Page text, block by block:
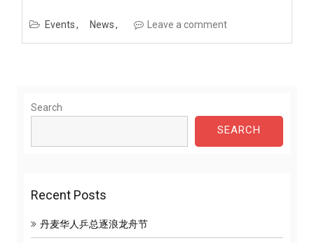
Events News Leave a comment
Search
SEARCH
Recent Posts
丹麦华人乒总逐浪龙舟节